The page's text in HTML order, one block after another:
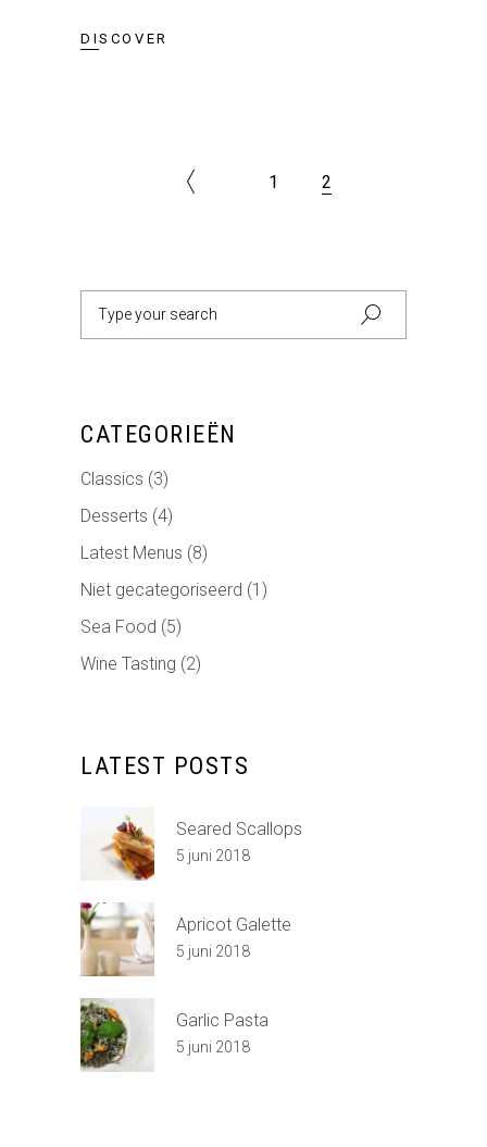
DISCOVER
1 2
CATEGORIEËN
Classics (3)
Desserts (4)
Latest Menus (8)
Niet gecategoriseerd (1)
Sea Food (5)
Wine Tasting (2)
LATEST POSTS
Seared Scallops
5 juni 2018
Apricot Galette
5 juni 2018
Garlic Pasta
5 juni 2018